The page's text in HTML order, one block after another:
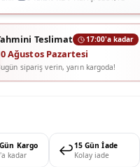
Teslimat 17:00'a kadar
Ağustos Pazartesi
sipariş verin, yarın kargoda!
Kargo
kadar
↩️15 Gün İade
Kolay iade